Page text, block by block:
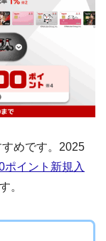
すめです。2025
ポイント新規入
。